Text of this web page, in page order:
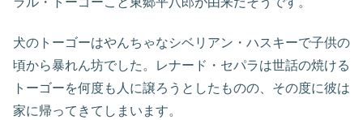
犬のトーゴーはやんちゃなシベリアン・ハスキーで子供の
頃から暴れん坊でした。レナード・セパラは世話の焼ける
トーゴーを何度も人に譲ろうとしたものの、その度に彼は
家に帰ってきてしまいます。